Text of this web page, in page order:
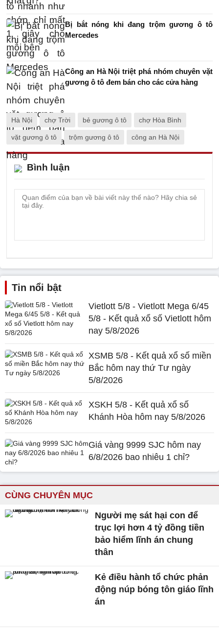
Bị bắt nóng khi đang trộm gương ô tô
Mercedes
Công an Hà Nội triệt phá nhóm chuyên vặt
gương ô tô đem bán cho các cửa hàng
Hà Nội chợ Trời bẻ gương ô tô chợ Hòa Bình
vặt gương ô tô trộm gương ô tô công an Hà Nội
Bình luận
Tin nổi bật
Vietlott 5/8 - Vietlott Mega 6/45
5/8 - Kết quả xổ số Vietlott hôm
nay 5/8/2026
XSMB 5/8 - Kết quả xổ số miền
Bắc hôm nay thứ Tư ngày
5/8/2026
XSKH 5/8 - Kết quả xổ số
Khánh Hòa hôm nay 5/8/2026
Giá vàng 9999 SJC hôm nay
6/8/2026 bao nhiêu 1 chỉ?
CÙNG CHUYÊN MỤC
Người mẹ sát hại con để
trục lợi hơn 4 tỷ đồng tiền
bảo hiểm lĩnh án chung
thân
Kẻ điều hành tổ chức phản
động núp bóng tôn giáo lĩnh
án